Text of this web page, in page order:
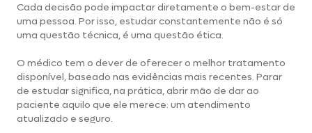
Cada decisão pode impactar diretamente o bem-estar de
uma pessoa. Por isso, estudar constantemente não é só
uma questão técnica, é uma questão ética.
O médico tem o dever de oferecer o melhor tratamento
disponível, baseado nas evidências mais recentes. Parar
de estudar significa, na prática, abrir mão de dar ao
paciente aquilo que ele merece: um atendimento
atualizado e seguro.